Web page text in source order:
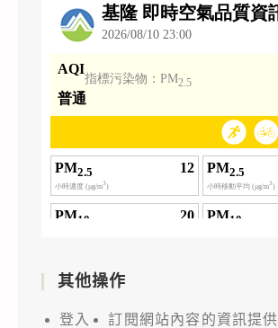
其他操作
登入
訂閱網站內容的資訊提供